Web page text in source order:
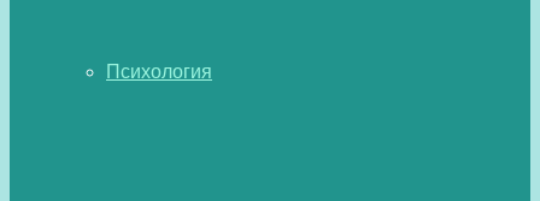
Психология